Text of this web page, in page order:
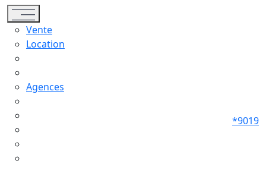
Toggle navigation
Vente
Location
Agences
*9019